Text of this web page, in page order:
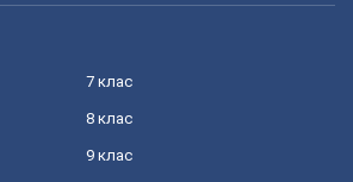
7 клас
8 клас
9 клас